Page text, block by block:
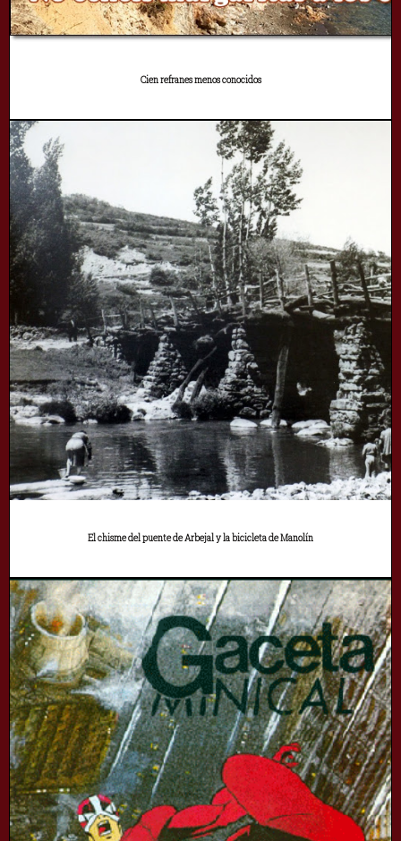
Cien refranes menos conocidos
El chisme del puente de Arbejal y la bicicleta de Manolín